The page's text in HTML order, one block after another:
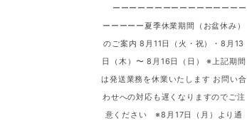
ーーーーーーーーーーーーーーーー
ーーーーー夏季休業期間（お盆休み）
のご案内 8月11日（火・祝）・8月13
日（木）〜 8月16日（日） ※上記期間
は発送業務を休業いたします お問い合
わせへの対応も遅くなりますのでご注
意ください ※8月17日（月）より通